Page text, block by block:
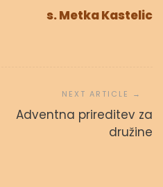
s. Metka Kastelic
Adventna prireditev za
družine